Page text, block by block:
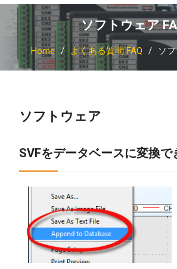
ソフトウェア
Home よくある質問 FAQ ソ
ソフトウェア
SVFをデータベースに変換で